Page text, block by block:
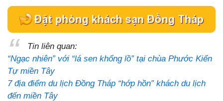
Tin liên quan:
“Ngạc nhiên” với “lá sen khổng lồ” tại chùa Phước Kiển
Tự miền Tây
7 địa điểm du lịch Đồng Tháp “hớp hồn” khách du lịch
đến miền Tây